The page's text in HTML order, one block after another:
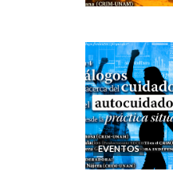
EVENTOS